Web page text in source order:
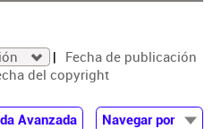
Fecha de publicación
del copyright
Avanzada
Navegar por